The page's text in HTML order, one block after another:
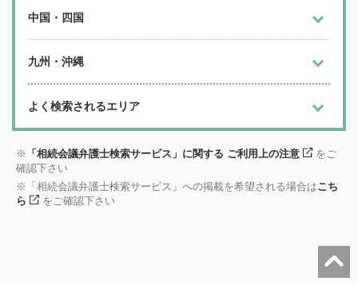
中国・四国
九州・沖縄
よく検索されるエリア
「相続会議弁護士検索サービス」に関する ご利用上の注意
をご
確認下さい
「相続会議弁護士検索サービス」への掲載を希望される場合はこち
ら
をご確認下さい